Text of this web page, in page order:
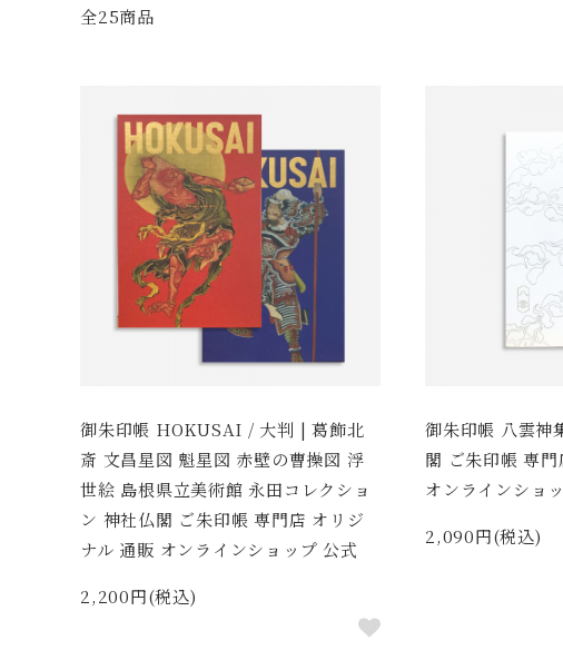
全25商品
御朱印帳 HOKUSAI / 大判 | 葛飾北
斎 文昌星図 魁星図 赤壁の曹操図 浮
世絵 島根県立美術館 永田コレクショ
ン 神社仏閣 ご朱印帳 専門店 オリジ
ナル 通販 オンラインショップ 公式
2,200円(税込)
御朱印帳 八雲神
閣 ご朱印帳 専
オンラインショ
2,090円(税込)